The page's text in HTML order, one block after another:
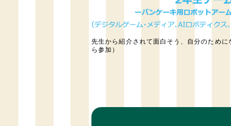
先生から紹介されて面白そう、自分のため
ら参加）